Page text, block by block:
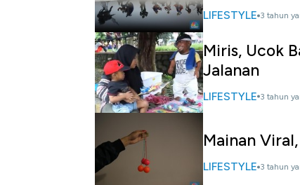
LIFESTYLE 3 tahun
Miris, Ucok
Jalanan
LIFESTYLE 3 tahun
Mainan
LIFESTYLE 3 tahun